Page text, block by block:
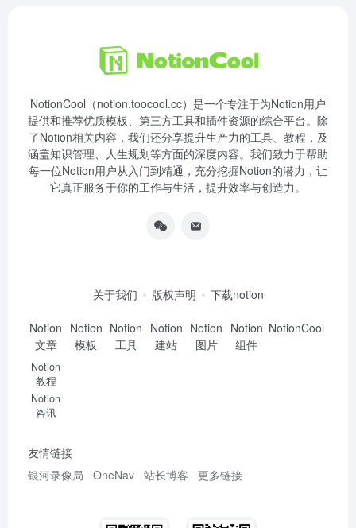
NotionCool（notion.toocool.cc）是一个专注于为Notion用户
提供和推荐优质模板、第三方工具和插件资源的综合平台。除
了Notion相关内容，我们还分享提升生产力的工具、教程，及
涵盖知识管理、人生规划等方面的深度内容。我们致力于帮助
每一位Notion用户从入门到精通，充分挖掘Notion的潜力，让
它真正服务于你的工作与生活，提升效率与创造力。
关于我们 版权声明 下载notion
Notion
文章
Notion
教程
Notion
咨讯
Notion
模板
Notion
工具
Notion
建站
Notion
图片
Notion
组件
NotionCool
友情链接
银河录像局
OneNav 站长博客 更多链接